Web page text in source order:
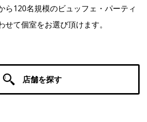
Contact
ら120名規模のビュッフェ・パーティ
せて個室をお選び頂けます。
店舗を探す